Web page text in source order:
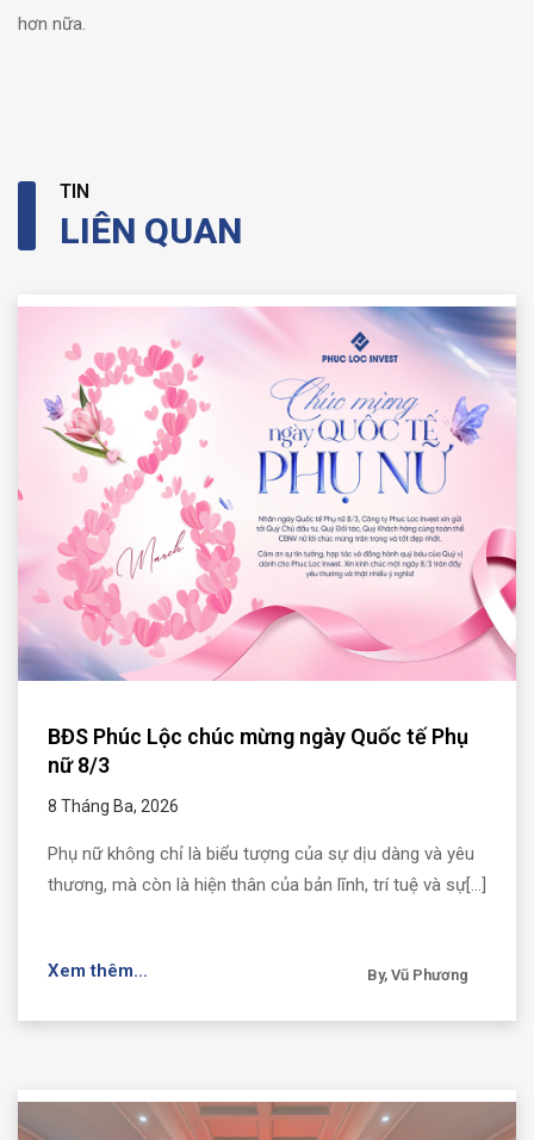
hơn nữa.
TIN
LIÊN QUAN
BĐS Phúc Lộc chúc mừng ngày Quốc tế Phụ
nữ 8/3
8 Tháng Ba, 2026
Phụ nữ không chỉ là biểu tượng của sự dịu dàng và yêu
thương, mà còn là hiện thân của bản lĩnh, trí tuệ và sự[...]
Xem thêm... By, Vũ Phương